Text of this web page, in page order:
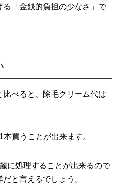
「金銭的負担の少なさ」で
比べると、除毛クリーム代は
買うことが出来ます。
に処理することが出来るので
と言えるでしょう。